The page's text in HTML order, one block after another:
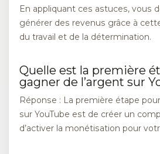
En appliquant ces astuces, vous
générer des revenus grâce à
du travail et de la détermination.
Quelle est la première
gagner de l’argent sur
Réponse : La première étape
sur YouTube est de créer un
d’activer la monétisation pour